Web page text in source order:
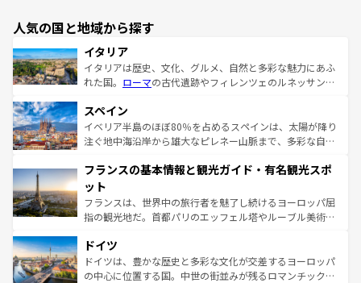
人気の国と地域から探す
イタリア
イタリアは歴史、文化、グルメ、自然と多彩な魅力にあふ
れた国。 ローマの古代遺跡やフィレンツェのルネッサンス
ろん、トスカーナの美しい田園風景やアマルフィ海岸の絶
景など、自然景観も見逃せない。観光の合間には、本場の
ピザやパスタなど、絶品のイタリア料理を堪能することも
ませてくれるイタリアで、忘れられない旅をしてみよう！
なお、新着のイタリア情報は
しい。
スペイン
イベリア半島のほぼ80％を占めるスペインは、太陽が降り
注ぐ地中海沿岸から雄大なピレネー山脈まで、多彩な自然
文化が根付くこの国では、情熱的なフラメンコ、熱気あふ
れる闘牛、そして美味しいタパスが生活の一部となってい
る。首都マドリードの洗練された雰囲気や、バルセロナの
アートに溢れた街角から、地方では古代ローマ遺跡や中世
せる。地方によって風土や気候が異なるスペインはその個
性で訪れる人を魅了する。 なお、新着のスペイン情報は コ
ンテンツ一覧を参照してほしい。
フランスの基本情報と観光ガイド・有名観光スポ
ット
フランスは、世界中の旅行者を魅了し続けるヨーロッパ屈
指の観光地だ。首都パリのエッフェル塔やルーブル美術館
で、幅広い魅力が詰まっている。華麗な宮殿、歴史的な大
聖堂、美しいビーチ、そして豊かな自然が、訪れる者を心
から魅了する。また、フランスは美食の国としても知ら
ドイツ
ドイツは、豊かな歴史と多彩な文化が交差するヨーロッパ
の中心に位置する国。中世の街並みが残るロマンチック街